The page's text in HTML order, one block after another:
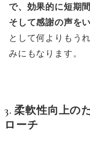
で、効果的に短期
そして感謝の声を
として何よりもう
みにもなります。
3. 柔軟性向上の
ローチ